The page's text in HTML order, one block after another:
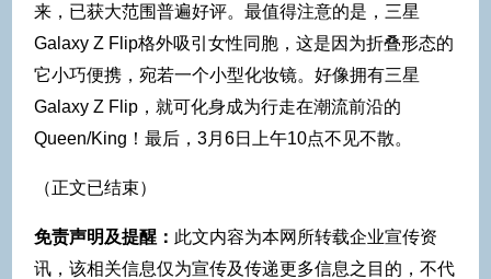
来，已获大范围普遍好评。最值得注意的是，三星
Galaxy Z Flip格外吸引女性同胞，这是因为折叠形态的
它小巧便携，宛若一个小型化妆镜。好像拥有三星
Galaxy Z Flip，就可化身成为行走在潮流前沿的
Queen/King！最后，3月6日上午10点不见不散。
（正文已结束）
免责声明及提醒： 此文内容为本网所转载企业宣传资
讯，该相关信息仅为宣传及传递更多信息之目的，不代